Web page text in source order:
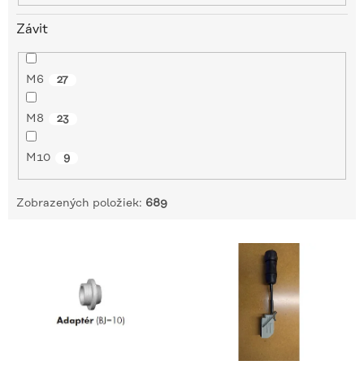
Závit
M6 27
M8 23
M10 9
Zobrazených položiek: 689